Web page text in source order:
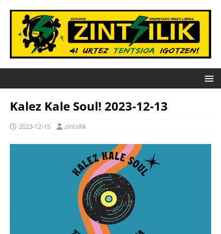
Kalez Kale Soul! 2023-12-13
2023-12-15 zintzilik